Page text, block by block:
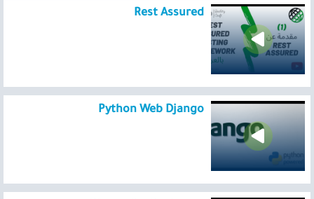
Rest Assured
Python Web Django